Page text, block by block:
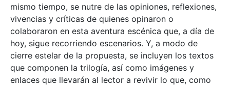
mismo tiempo, se nutre de las opiniones, reflexiones,
vivencias y críticas de quienes opinaron o
colaboraron en esta aventura escénica que, a día de
hoy, sigue recorriendo escenarios. Y, a modo de
cierre estelar de la propuesta, se incluyen los textos
que componen la trilogía, así como imágenes y
enlaces que llevarán al lector a revivir lo que, como